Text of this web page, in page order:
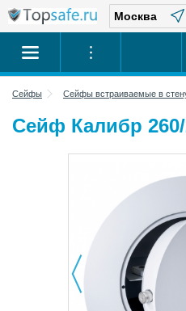
Сейфы Сейфы встраиваемые в
Сейф Калибр